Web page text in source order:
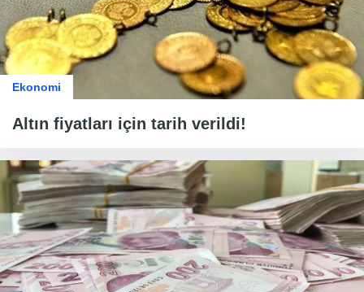
Ekonomi
Altın fiyatları için tarih verildi!